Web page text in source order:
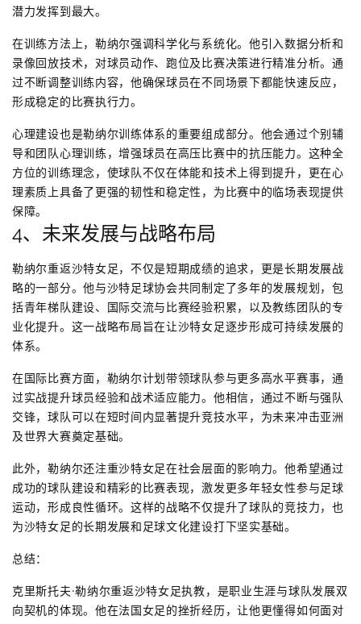
潜力发挥到最大。
在训练方法上，勒纳尔强调科学化与系统化。他引入数据分析和
录像回放技术，对球员动作、跑位及比赛决策进行精准分析。通
过不断调整训练内容，他确保球员在不同场景下都能快速反应，
形成稳定的比赛执行力。
心理建设也是勒纳尔训练体系的重要组成部分。他会通过个别辅
导和团队心理训练，增强球员在高压比赛中的抗压能力。这种全
方位的训练理念，使球队不仅在体能和技术上得到提升，更在心
理素质上具备了更强的韧性和稳定性，为比赛中的临场表现提供
保障。
4、未来发展与战略布局
勒纳尔重返沙特女足，不仅是短期成绩的追求，更是长期发展战
略的一部分。他与沙特足球协会共同制定了多年的发展规划，包
括青年梯队建设、国际交流与比赛经验积累，以及教练团队的专
业化提升。这一战略布局旨在让沙特女足逐步形成可持续发展的
体系。
在国际比赛方面，勒纳尔计划带领球队参与更多高水平赛事，通
过实战提升球员经验和战术适应能力。他相信，通过不断与强队
交锋，球队可以在短时间内显著提升竞技水平，为未来冲击亚洲
及世界大赛奠定基础。
此外，勒纳尔还注重沙特女足在社会层面的影响力。他希望通过
成功的球队建设和精彩的比赛表现，激发更多年轻女性参与足球
运动，形成良性循环。这样的战略不仅提升了球队的竞技力，也
为沙特女足的长期发展和足球文化建设打下坚实基础。
总结：
克里斯托夫·勒纳尔重返沙特女足执教，是职业生涯与球队发展双
向契机的体现。他在法国女足的挫折经历，让他更懂得如何面对